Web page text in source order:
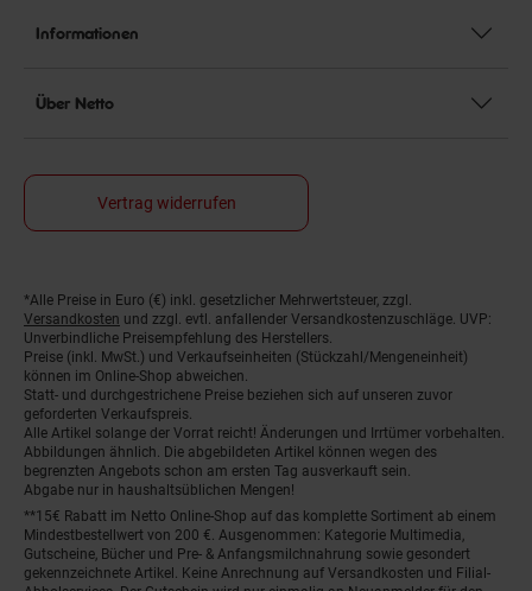
Informationen
Über Netto
Vertrag widerrufen
Fußnoten
*Alle Preise in Euro (€) inkl. gesetzlicher Mehrwertsteuer, zzgl.
Versandkosten und zzgl. evtl. anfallender Versandkostenzuschläge. UVP:
Unverbindliche Preisempfehlung des Herstellers.
Preise (inkl. MwSt.) und Verkaufseinheiten (Stückzahl/Mengeneinheit)
können im Online-Shop abweichen.
Statt- und durchgestrichene Preise beziehen sich auf unseren zuvor
geforderten Verkaufspreis.
Alle Artikel solange der Vorrat reicht! Änderungen und Irrtümer vorbehalten.
Abbildungen ähnlich. Die abgebildeten Artikel können wegen des
begrenzten Angebots schon am ersten Tag ausverkauft sein.
Abgabe nur in haushaltsüblichen Mengen!
**15€ Rabatt im Netto Online-Shop auf das komplette Sortiment ab einem
Mindestbestellwert von 200 €. Ausgenommen: Kategorie Multimedia,
Gutscheine, Bücher und Pre- & Anfangsmilchnahrung sowie gesondert
gekennzeichnete Artikel. Keine Anrechnung auf Versandkosten und Filial-